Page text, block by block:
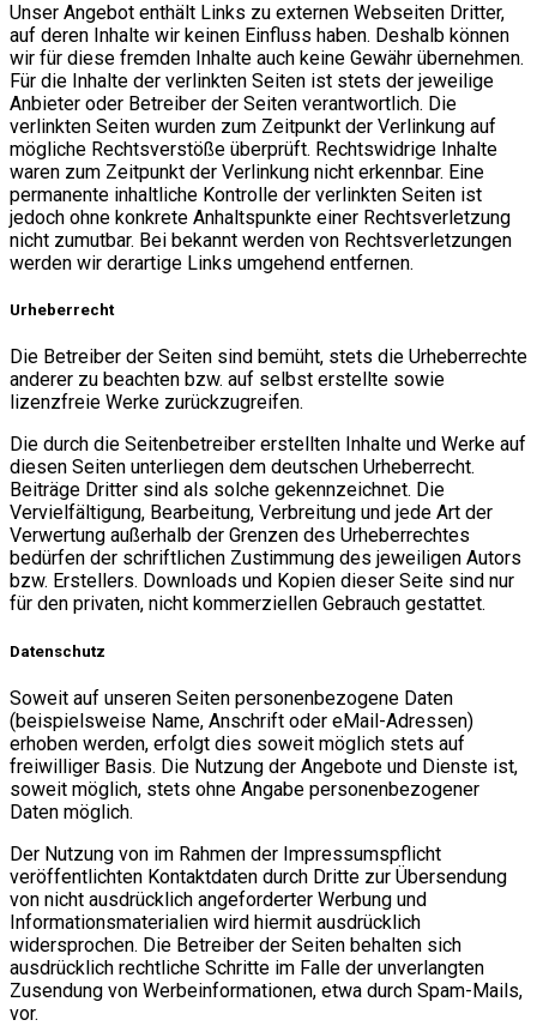
Unser Angebot enthält Links zu externen Webseiten Dritter,
auf deren Inhalte wir keinen Einfluss haben. Deshalb können
wir für diese fremden Inhalte auch keine Gewähr übernehmen.
Für die Inhalte der verlinkten Seiten ist stets der jeweilige
Anbieter oder Betreiber der Seiten verantwortlich. Die
verlinkten Seiten wurden zum Zeitpunkt der Verlinkung auf
mögliche Rechtsverstöße überprüft. Rechtswidrige Inhalte
waren zum Zeitpunkt der Verlinkung nicht erkennbar. Eine
permanente inhaltliche Kontrolle der verlinkten Seiten ist
jedoch ohne konkrete Anhaltspunkte einer Rechtsverletzung
nicht zumutbar. Bei bekannt werden von Rechtsverletzungen
werden wir derartige Links umgehend entfernen.
Urheberrecht
Die Betreiber der Seiten sind bemüht, stets die Urheberrechte
anderer zu beachten bzw. auf selbst erstellte sowie
lizenzfreie Werke zurückzugreifen.
Die durch die Seitenbetreiber erstellten Inhalte und Werke auf
diesen Seiten unterliegen dem deutschen Urheberrecht.
Beiträge Dritter sind als solche gekennzeichnet. Die
Vervielfältigung, Bearbeitung, Verbreitung und jede Art der
Verwertung außerhalb der Grenzen des Urheberrechtes
bedürfen der schriftlichen Zustimmung des jeweiligen Autors
bzw. Erstellers. Downloads und Kopien dieser Seite sind nur
für den privaten, nicht kommerziellen Gebrauch gestattet.
Datenschutz
Soweit auf unseren Seiten personenbezogene Daten
(beispielsweise Name, Anschrift oder eMail-Adressen)
erhoben werden, erfolgt dies soweit möglich stets auf
freiwilliger Basis. Die Nutzung der Angebote und Dienste ist,
soweit möglich, stets ohne Angabe personenbezogener
Daten möglich.
Der Nutzung von im Rahmen der Impressumspflicht
veröffentlichten Kontaktdaten durch Dritte zur Übersendung
von nicht ausdrücklich angeforderter Werbung und
Informationsmaterialien wird hiermit ausdrücklich
widersprochen. Die Betreiber der Seiten behalten sich
ausdrücklich rechtliche Schritte im Falle der unverlangten
Zusendung von Werbeinformationen, etwa durch Spam-Mails,
vor.